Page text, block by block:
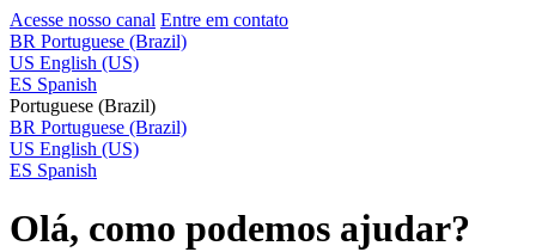
Acesse nosso canal Entre em contato
BR Portuguese (Brazil)
US English (US)
ES Spanish
Portuguese (Brazil)
BR Portuguese (Brazil)
US English (US)
ES Spanish
Olá, como podemos ajudar?